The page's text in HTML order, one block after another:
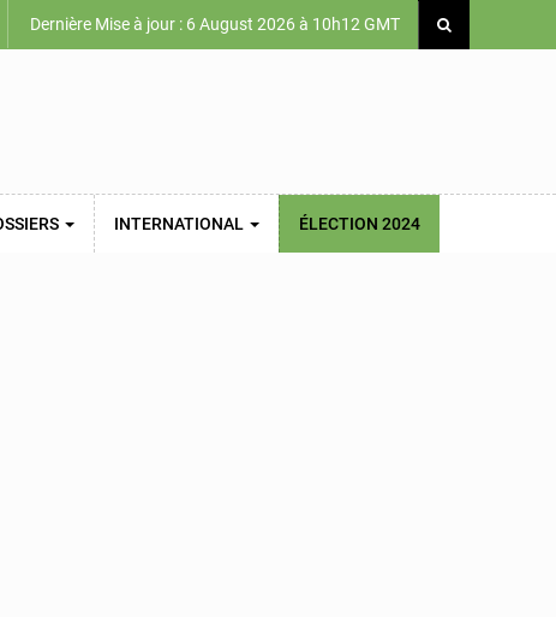
Dernière Mise à jour : 6 August 2026 à 10h12 GMT
INTERNATIONAL ÉLECTION 2024